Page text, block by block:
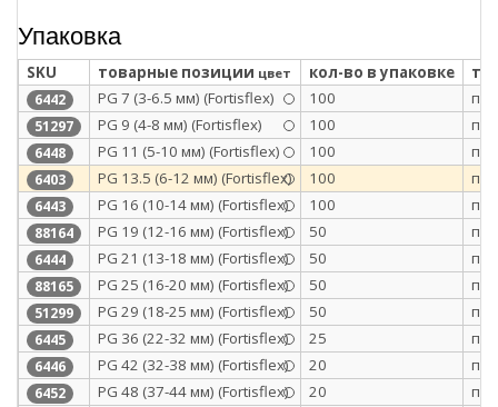
Упаковка
SKU товарные позиции цвет кол-во в упаковке
6442 PG 7 (3-6.5 мм) (Fortisflex) 100 п/э
51297 PG 9 (4-8 мм) (Fortisflex) 100 п/э
6448 PG 11 (5-10 мм) (Fortisflex) 100 п/э
6403 PG 13.5 (6-12 мм) (Fortisflex) 100 п/э
6443 PG 16 (10-14 мм) (Fortisflex) 100 п/э
88164 PG 19 (12-16 мм) (Fortisflex) 50 п/э
6444 PG 21 (13-18 мм) (Fortisflex) 50 п/э
88165 PG 25 (16-20 мм) (Fortisflex) 50 п/э
51299 PG 29 (18-25 мм) (Fortisflex) 50 п/э
6445 PG 36 (22-32 мм) (Fortisflex) 25 п/э
6446 PG 42 (32-38 мм) (Fortisflex) 20 п/э
6452 PG 48 (37-44 мм) (Fortisflex) 20 п/э